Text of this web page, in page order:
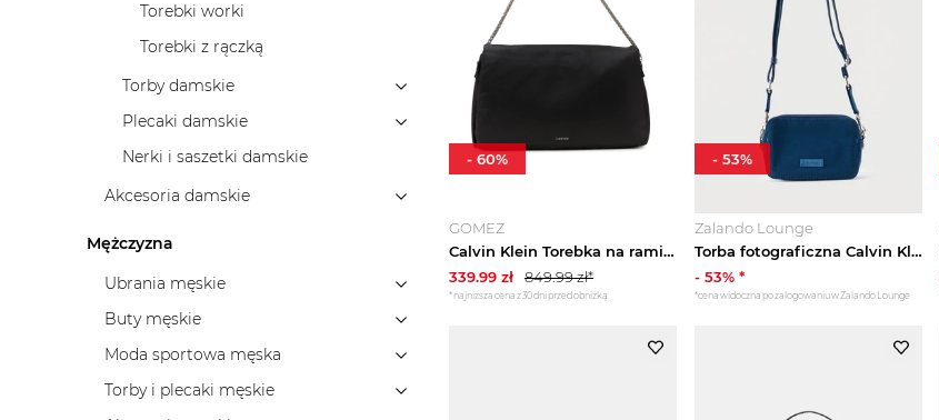
Torebki worki
Torebki z rączką
Torby damskie
Plecaki damskie
Nerki i saszetki damskie
Akcesoria damskie
Mężczyzna
Ubrania męskie
Buty męskie
Moda sportowa męska
Torby i plecaki męskie
GOMEZ
Calvin Klein Torebka na ramię czarny
339.99 zł 849.99zł*
*najniższa cena z 30 dni przed obniżką
- 60%
Zalando Lounge
Torba fotograficzna Calvin Klein niebieski
- 53% *
*cena widoczna po zalogowaniu w Zalando Lounge
- 53%